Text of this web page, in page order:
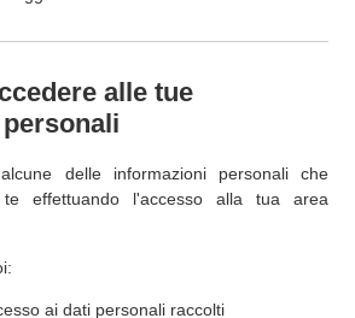
alle tue
delle informazioni personali che
effettuando l'accesso alla tua area
ai dati personali raccolti